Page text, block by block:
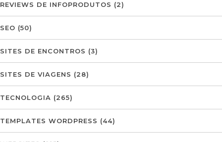
REVIEWS DE INFOPRODUTOS (2)
SEO (50)
SITES DE ENCONTROS (3)
SITES DE VIAGENS (28)
TECNOLOGIA (265)
TEMPLATES WORDPRESS (44)